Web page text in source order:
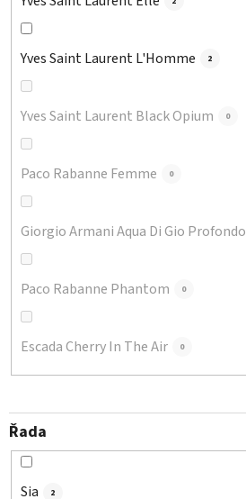
Yves Saint Laurent L'Homme 2
Yves Saint Laurent Black Opium 0
Paco Rabanne Femme 0
Giorgio Armani Aqua Di Gio Profondo
Paco Rabanne Phantom 0
Escada Cherry In The Air 0
Řada
Sia 2